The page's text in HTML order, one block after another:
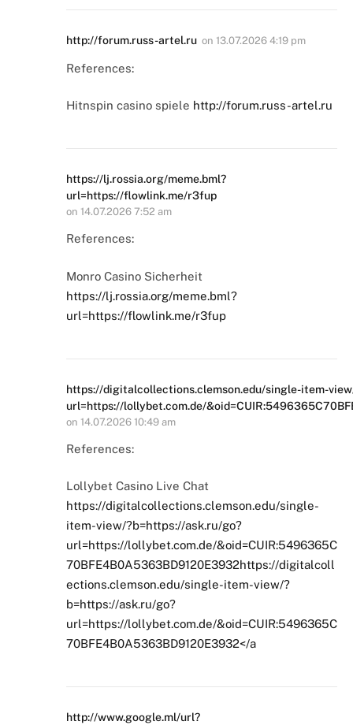
http://forum.russ-artel.ru on 13.07.2026 4:19 pm
References:
Hitnspin casino spiele http://forum.russ-artel.ru
https://lj.rossia.org/meme.bml?
url=https://flowlink.me/r3fup
on 14.07.2026 7:52 am
References:
Monro Casino Sicherheit
https://lj.rossia.org/meme.bml?
url=https://flowlink.me/r3fup
https://digitalcollections.clemson.edu/single-item-
url=https://lollybet.com.de/
on 14.07.2026 10:49 am
References:
Lollybet Casino Live Chat
https://digitalcollections.clemson.edu/single-
item-view/?b=https://ask.ru/go?
url=https://lollybet.com.de/&oid=CUIR:5496365C
70BFE4B0A5363BD9120E3932https://digitalcoll
ections.clemson.edu/single-item-view/?
b=https://ask.ru/go?
url=https://lollybet.com.de/&oid=CUIR:5496365C
70BFE4B0A5363BD9120E3932</a
http://www.google.ml/url?